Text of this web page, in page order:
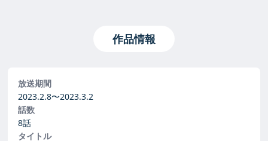
作品情報
放送期間
2023.2.8〜2023.3.2
話数
8話
タイトル